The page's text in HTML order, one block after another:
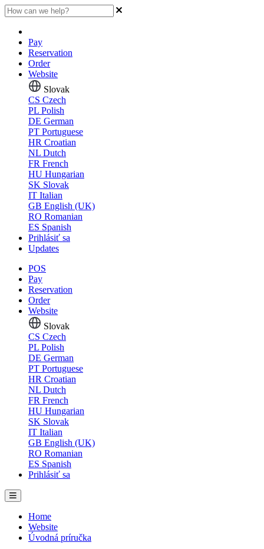
Pay
Reservation
Order
Website
Slovak
CS Czech
PL Polish
DE German
PT Portuguese
HR Croatian
NL Dutch
FR French
HU Hungarian
SK Slovak
IT Italian
GB English (UK)
RO Romanian
ES Spanish
Prihlásiť sa
Updates
POS
Pay
Reservation
Order
Website
Slovak
CS Czech
PL Polish
DE German
PT Portuguese
HR Croatian
NL Dutch
FR French
HU Hungarian
SK Slovak
IT Italian
GB English (UK)
RO Romanian
ES Spanish
Prihlásiť sa
Home
Website
Úvodná príručka